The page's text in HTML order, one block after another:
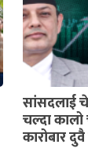
सांसदलाई
चल्दा
कारोबार